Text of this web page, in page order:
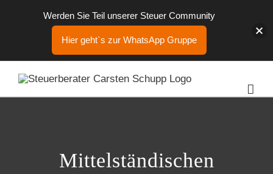
Mittelständischen
Werden Sie Teil unserer Steuer Community
Hier geht`s zur WhatsApp Gruppe